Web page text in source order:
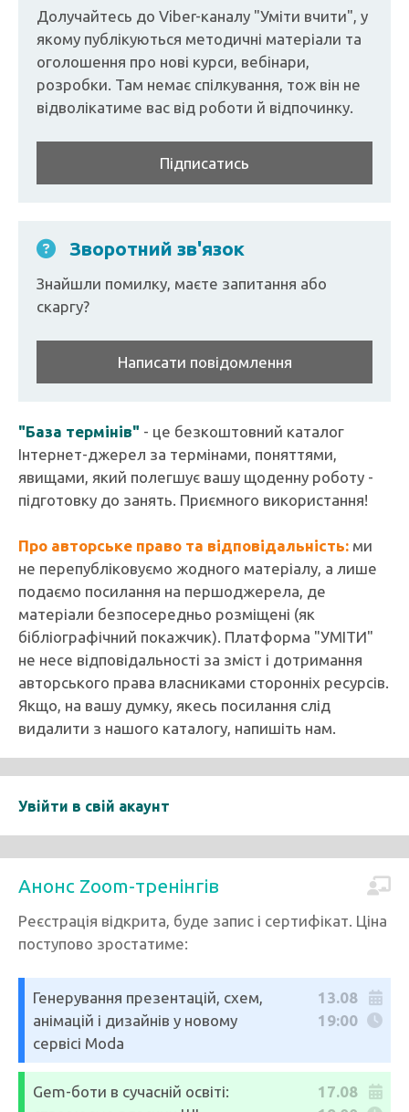
Долучайтесь до Viber-каналу "Уміти вчити", у
якому публікуються методичні матеріали та
оголошення про нові курси, вебінари,
розробки. Там немає спілкування, тож він не
відволікатиме вас від роботи й відпочинку.
Підписатись
Зворотний зв'язок
Знайшли помилку, маєте запитання або
скаргу?
Написати повідомлення
"База термінів" - це безкоштовний каталог
Інтернет-джерел за термінами, поняттями,
явищами, який полегшує вашу щоденну роботу -
підготовку до занять. Приємного використання!
Про авторське право та відповідальність: ми
не перепубліковуємо жодного матеріалу, а лише
подаємо посилання на першоджерела, де
матеріали безпосередньо розміщені (як
бібліографічний покажчик). Платформа "УМІТИ"
не несе відповідальності за зміст і дотримання
авторського права власниками сторонніх ресурсів.
Якщо, на вашу думку, якесь посилання слід
видалити з нашого каталогу, напишіть нам.
Увійти в свій акаунт
Анонс Zoom-тренінгів
Реєстрація відкрита, буде запис і сертифікат. Ціна
поступово зростатиме:
Генерування презентацій, схем,
анімацій і дизайнів у новому
сервісі Moda
13.08
19:00
Gem-боти в сучасній освіті:
17.08